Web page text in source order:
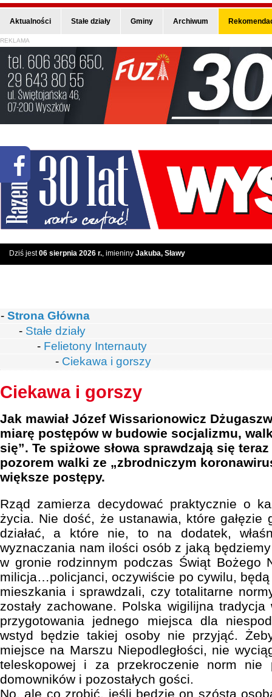
Aktualności Stałe działy Gminy Archiwum
REKLAMA
Dziś jest06 sierpnia 2026 r., imieniny Jakuba, Sławy
- Strona Główna
- Stałe działy
- Felietony Internauty
- Ciekawa i gorszy
Ciekawa i gorszy
Jak mawiał Józef Wissarionowicz
miarę postępów w budowie socjalizmu,
się”. Te spiżowe słowa sprawdzają się
pozorem walki ze „zbrodniczym
większe postępy.
Rząd zamierza decydować praktycznie o
życia. Nie dość, że ustanawia, które gałęzie
działać, a które nie, to na dodatek,
wyznaczania nam ilości osób z jaką
w gronie rodzinnym podczas Świąt Bożego
milicja…policjanci, oczywiście po cywilu,
mieszkania i sprawdzali, czy totalitarne
zostały zachowane. Polska wigilijna
przygotowania jednego miejsca dla
wstyd będzie takiej osoby nie przyjąć.
miejsce na Marszu Niepodległości, nie
teleskopowej i za przekroczenie norm nie
domowników i pozostałych gości.
No, ale co zrobić, jeśli będzie on szóstą